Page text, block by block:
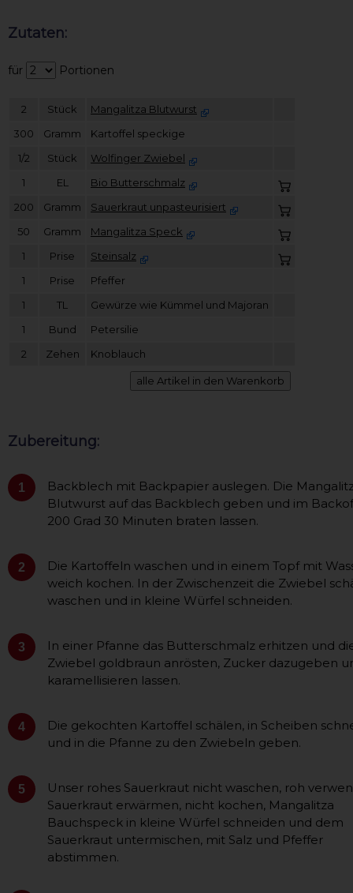
Zutaten:
für Portionen
2 Stück
Mangalitza Blutwurst
300
Gramm
Kartoffel speckige
1/2
Stück
Wolfinger Zwiebel
1
EL
Bio Butterschmalz
200
Gramm
Sauerkraut unpasteurisiert
50
Gramm
Mangalitza Speck
1
Prise
Steinsalz
1
Prise
Pfeffer
1
TL
Gewürze wie Kümmel und Majoran
1
Bund
Petersilie
2
Zehen Knoblauch
Zubereitung:
1
Backblech mit Backpapier auslegen. Die
Blutwurst auf das Backblech geben und im
200 Grad 30 Minuten braten lassen.
2
Die Kartoffeln waschen und in einem Topf mit
weich kochen. In der Zwischenzeit die Zwiebel
waschen und in kleine Würfel schneiden.
3
In einer Pfanne das Butterschmalz erhitzen und
Zwiebel goldbraun anrösten, Zucker dazugeben
karamellisieren lassen.
4
Die gekochten Kartoffel schälen, in Scheiben
und in die Pfanne zu den Zwiebeln geben.
5
Unser rohes Sauerkraut nicht waschen, roh
Sauerkraut erwärmen, nicht kochen, Mangalitza
Bauchspeck in kleine Würfel schneiden und dem
Sauerkraut untermischen, mit Salz und Pfeffer
abstimmen.